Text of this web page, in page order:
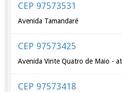
CEP 97573531
Avenida Tamandaré
CEP 97573425
Avenida Vinte Quatro de Maio -
CEP 97573418